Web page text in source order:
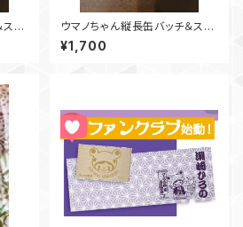
ステ
ウマノちゃん縦長缶バッチ＆ステ
ッカーセット(ステッカー2枚)
¥1,700